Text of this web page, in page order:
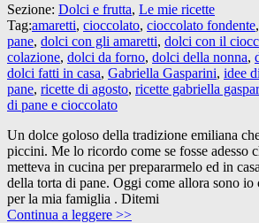
Sezione: Dolci e frutta, Le mie ricette
Tag:amaretti, cioccolato, cioccolato fondente,
pane, dolci con gli amaretti, dolci con il
colazione, dolci da forno, dolci della nonna,
dolci fatti in casa, Gabriella Gasparini, idee
pane, ricette di agosto, ricette gabriella
di pane e cioccolato
Un dolce goloso della tradizione emiliana
piccini. Me lo ricordo come se fosse adesso
metteva in cucina per prepararmelo ed in
della torta di pane. Oggi come allora sono io
per la mia famiglia . Ditemi
Continua a leggere >>